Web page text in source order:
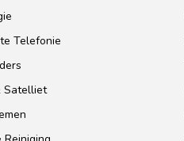
Telefonie
Satelliet